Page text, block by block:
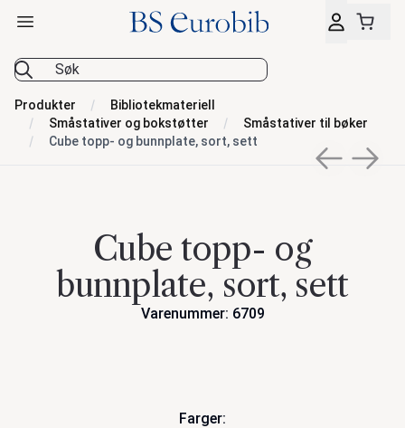
BS Eurobib
Åpne hovedmeny
Produkter
Bibliotekmateriell
Småstativer og bokstøtter
Småstativer til bøker
Cube topp- og bunnplate, sort, sett
Previous
Next
Cube topp- og
bunnplate, sort, sett
Varenummer: 6709
Farger: